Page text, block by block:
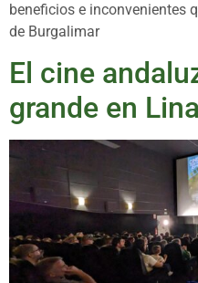
beneficios e inconvenientes
de Burgalimar
El cine
grande en